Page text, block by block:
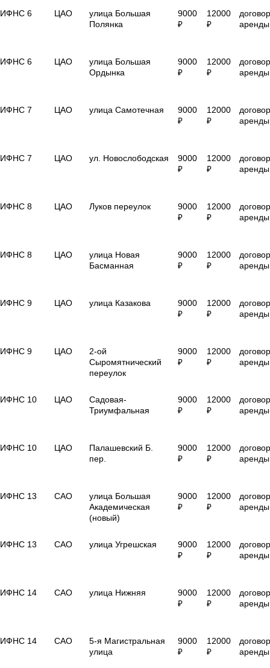
ИФНС 6 ЦАО
улица Большая
Полянка
9000
₽
12000
₽
договор
аренды
ИФНС 6 ЦАО
улица Большая
Ордынка
9000
₽
12000
₽
договор
аренды
ИФНС 7 ЦАО улица Самотечная
9000
₽
12000
₽
договор
аренды
ИФНС 7 ЦАО ул. Новослободская
9000
₽
12000
₽
договор
аренды
ИФНС 8 ЦАО Луков переулок
9000
₽
12000
₽
договор
аренды
ИФНС 8 ЦАО
улица Новая
Басманная
9000
₽
12000
₽
договор
аренды
ИФНС 9 ЦАО улица Казакова
9000
₽
12000
₽
договор
аренды
ИФНС 9 ЦАО
2-ой
Сыромятнический
переулок
9000
₽
12000
₽
договор
аренды
ИФНС 10 ЦАО
Садовая-
Триумфальная
9000
₽
12000
₽
договор
аренды
ИФНС 10 ЦАО
Палашевский Б.
пер.
9000
₽
12000
₽
договор
аренды
ИФНС 13 САО
улица Большая
Академическая
(новый)
9000
₽
12000
₽
договор
аренды
ИФНС 13 САО улица Угрешская
9000
₽
12000
₽
договор
аренды
ИФНС 14 САО улица Нижняя
9000
₽
12000
₽
договор
аренды
ИФНС 14 САО
5-я Магистральная
улица
9000
₽
12000
₽
договор
аренды